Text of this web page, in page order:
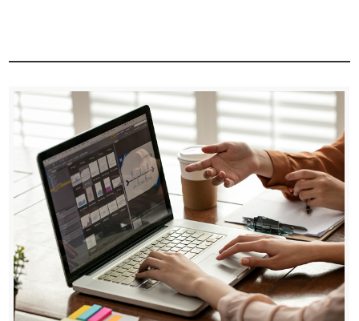
커뮤니티
취업센터
사무자동화(OA)